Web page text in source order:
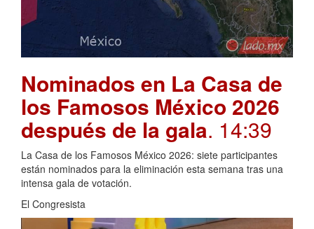
Nominados en La Casa de
los Famosos México 2026
después de la gala. 14:39
La Casa de los Famosos México 2026: siete participantes
están nominados para la eliminación esta semana tras una
intensa gala de votación.
El Congresista